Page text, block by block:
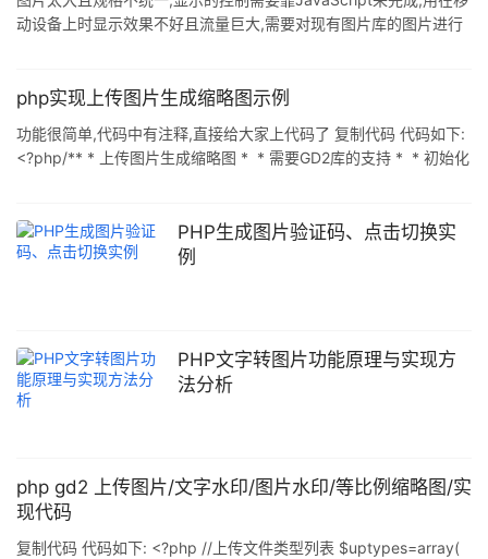
动设备上时显示效果不好且流量巨大,需要对现有图片库的图片进行
代码 代码如下: $src_img = "wallpaper.jpg"; $dst_w = 300;
指定大小. 一开始采用了 imagecopyre
php实现上传图片生成缩略图示例
功能很简单,代码中有注释,直接给大家上代码了 复制代码 代码如下:
<?php/** * 上传图片生成缩略图 * * 需要GD2库的支持 * * 初始化
参数不指定,那么缩略图就默认保存在原始图片的所在目录里的small
文件夹里, * 如果不存在small文件夹,则会自动创建small文件夹 * *
PHP生成图片验证码、点击切换实
例
PHP文字转图片功能原理与实现方
法分析
php gd2 上传图片/文字水印/图片水印/等比例缩略图/实
现代码
复制代码 代码如下: <?php //上传文件类型列表 $uptypes=array(